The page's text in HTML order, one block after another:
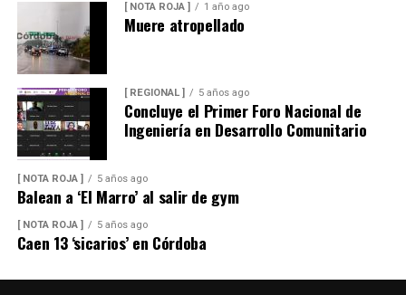
[ NOTA ROJA ] 1 año ago
Muere atropellado
[ REGIONAL ] 5 años ago
Concluye el Primer Foro Nacional de
Ingeniería en Desarrollo Comunitario
[ NOTA ROJA ] 5 años ago
Balean a ‘El Marro’ al salir de gym
[ NOTA ROJA ] 5 años ago
Caen 13 ‘sicarios’ en Córdoba